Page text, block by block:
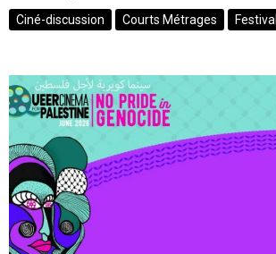
Ciné-discussion Courts Métrages Festival